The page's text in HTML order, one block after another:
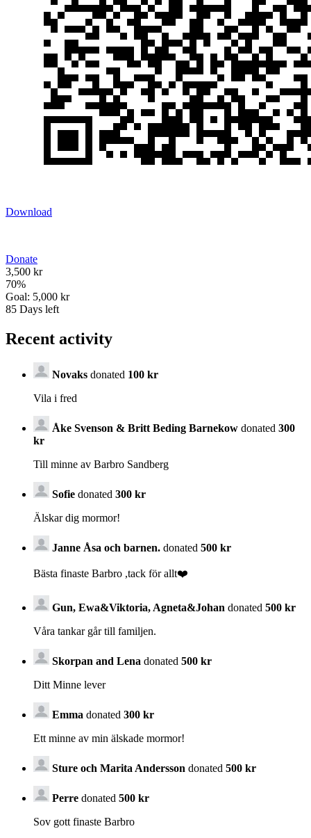
Download
Donate
3,500 kr
70%
Goal: 5,000 kr
85 Days left
Recent activity
Novaks donated 100 kr
Vila i fred
Åke Svenson & Britt Beding Barnekow donated 300
kr
Till minne av Barbro Sandberg
Sofie donated 300 kr
Älskar dig mormor!
Janne Åsa och barnen. donated 500 kr
Bästa finaste Barbro ,tack för allt❤️
Gun, Ewa&Viktoria, Agneta&Johan donated 500 kr
Våra tankar går till familjen.
Skorpan and Lena donated 500 kr
Ditt Minne lever
Emma donated 300 kr
Ett minne av min älskade mormor!
Sture och Marita Andersson donated 500 kr
Perre donated 500 kr
Sov gott finaste Barbro